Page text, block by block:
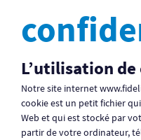
L’utilisation
Notre site internet
cookie est un petit fichier
Web et qui est stocké par
partir de votre ordinateur,